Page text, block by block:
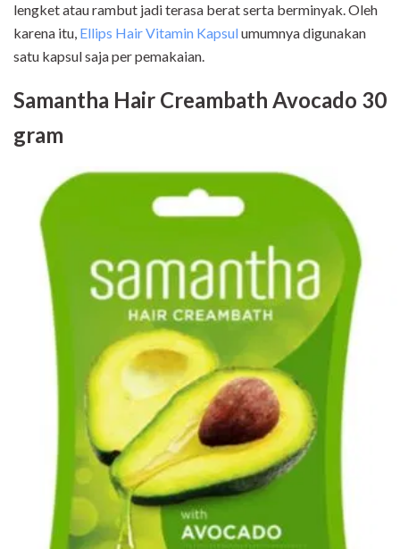
lengket atau rambut jadi terasa berat serta berminyak. Oleh
karena itu, Ellips Hair Vitamin Kapsulumumnya digunakan
satu kapsul saja per pemakaian.
Samantha Hair Creambath Avocado 30
gram